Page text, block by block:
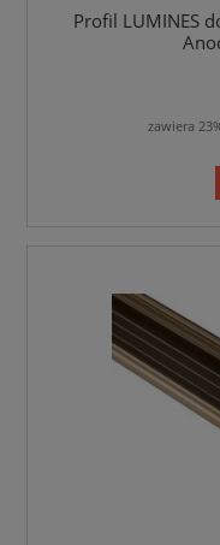
Profil LUMINES
zawiera